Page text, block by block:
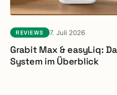
REVIEWS 7. Juli 2026
Grabit Max & easyLiq:
System im Überblick